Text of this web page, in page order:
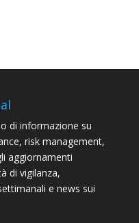
di informazione su
risk management,
aggiornamenti
di vigilanza,
e news sui